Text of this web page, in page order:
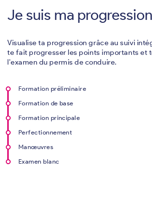
Je suis ma progression
Visualise ta progression grâce au suivi
te fait progresser les points importants et
l'examen du permis de conduire.
Formation préliminaire
Formation de base
Formation principale
Perfectionnement
Manœuvres
Examen blanc